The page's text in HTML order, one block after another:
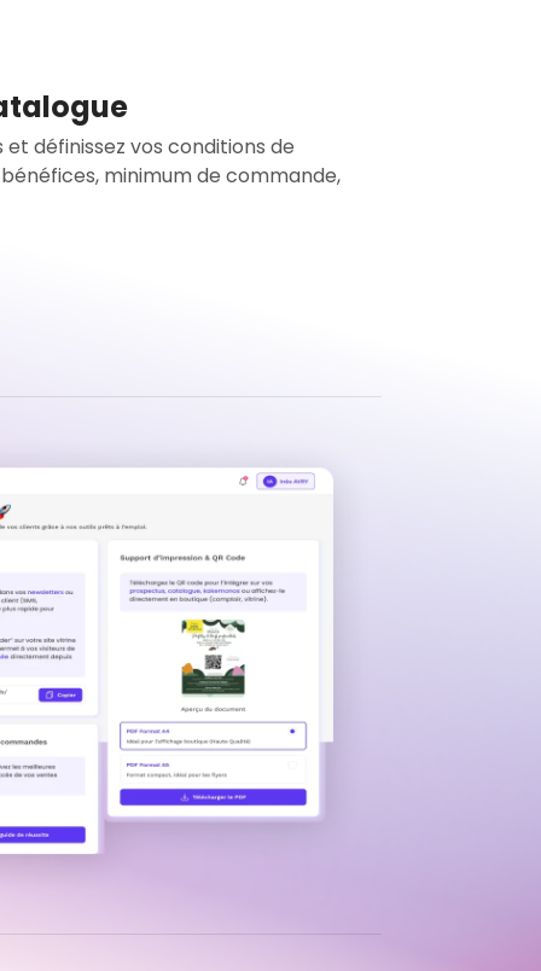
définissez vos conditions de
minimum de commande,